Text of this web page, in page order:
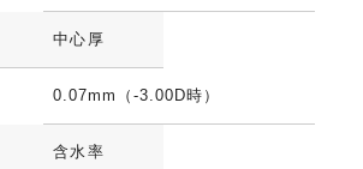
中心厚
0.07mm（-3.00D時）
含水率